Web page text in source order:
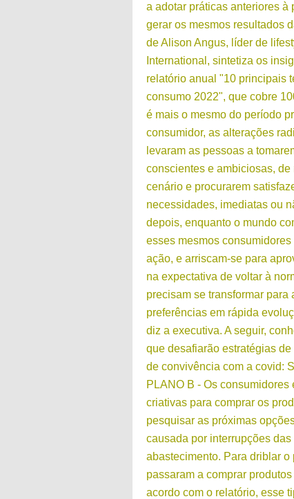
a adotar práticas anteriores à
gerar os mesmos resultados
de Alison Angus, líder de
International, sintetiza os
relatório anual "10 principais
consumo 2022", que cobre
é mais o mesmo do período
consumidor, as alterações
levaram as pessoas a
conscientes e ambiciosas,
cenário e procurarem
necessidades, imediatas ou
depois, enquanto o mundo
esses mesmos
ação, e arriscam-se para
na expectativa de voltar à
precisam se transformar para
preferências em rápida
diz a executiva. A seguir,
que desafiarão estratégias
de convivência com a covid:
PLANO B - Os
criativas para comprar os
pesquisar as próximas
causada por interrupções
abastecimento. Para driblar
passaram a comprar
acordo com o relatório, esse